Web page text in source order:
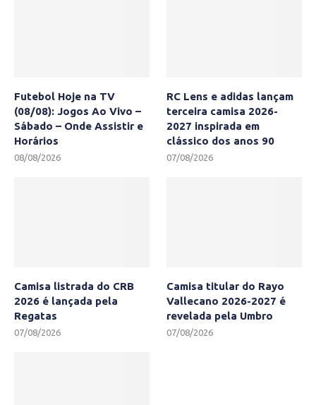
Futebol Hoje na TV
(08/08): Jogos Ao Vivo –
Sábado – Onde Assistir e
Horários
08/08/2026
RC Lens e adidas lançam
terceira camisa 2026-
2027 inspirada em
clássico dos anos 90
07/08/2026
Camisa listrada do CRB
2026 é lançada pela
Regatas
07/08/2026
Camisa titular do Rayo
Vallecano 2026-2027 é
revelada pela Umbro
07/08/2026